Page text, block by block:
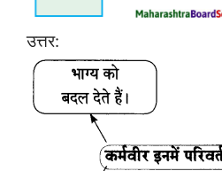
उत्तर: